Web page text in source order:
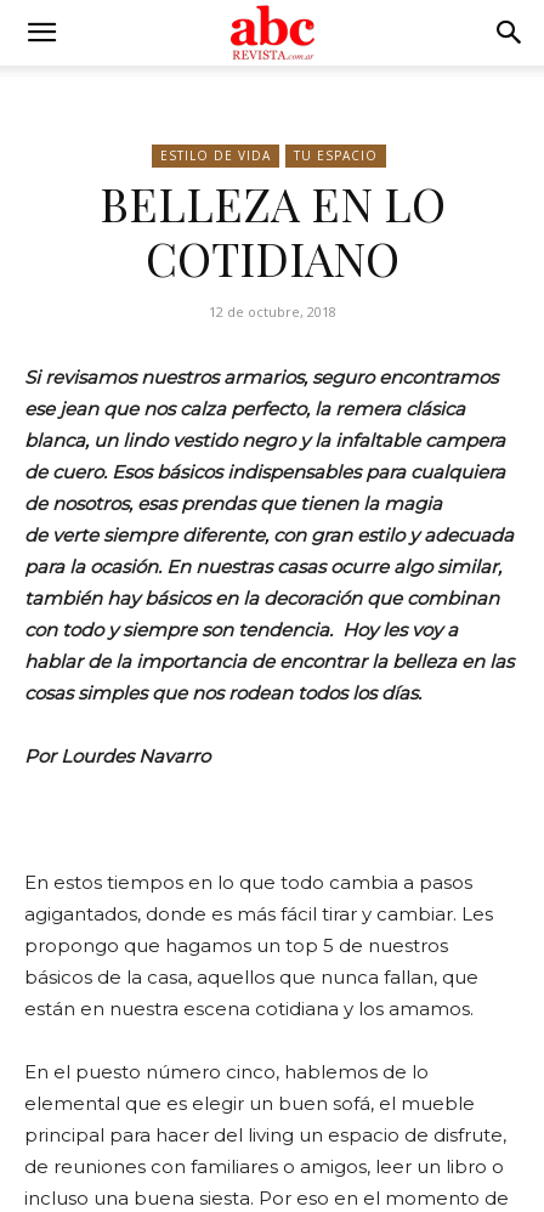
ESTILO DE VIDA TU ESPACIO
BELLEZA EN LO
COTIDIANO
12 de octubre, 2018
Si revisamos nuestros armarios, seguro encontramos
ese jean que nos calza perfecto, la remera clásica
blanca, un lindo vestido negro y la infaltable campera
de cuero. Esos básicos indispensables para cualquiera
de nosotros, esas prendas que tienen la magia
de verte siempre diferente, con gran estilo y adecuada
para la ocasión. En nuestras casas ocurre algo similar,
también hay básicos en la decoración que combinan
con todo y siempre son tendencia. Hoy les voy a
hablar de la importancia de encontrar la belleza en las
cosas simples que nos rodean todos los días.
Por Lourdes Navarro
En estos tiempos en lo que todo cambia a pasos
agigantados, donde es más fácil tirar y cambiar. Les
propongo que hagamos un top 5 de nuestros
básicos de la casa, aquellos que nunca fallan, que
están en nuestra escena cotidiana y los amamos.
En el puesto número cinco, hablemos de lo
elemental que es elegir un buen sofá, el mueble
principal para hacer del living un espacio de disfrute,
de reuniones con familiares o amigos, leer un libro o
incluso una buena siesta. Por eso en el momento de